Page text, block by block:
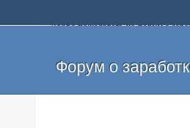
Добро пожаловать на форум о
и оставлять свои отзывы. Если вы
легкие деньги без вложений и
Форум о